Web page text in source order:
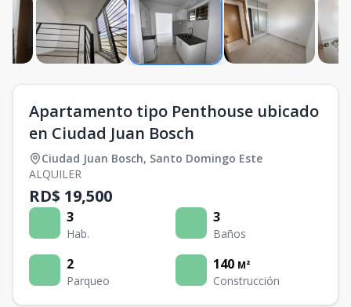
Apartamento tipo Penthouse ubicado
en Ciudad Juan Bosch
Ciudad Juan Bosch, Santo Domingo Este
ALQUILER
RD$ 19,500
3
Hab.
3
Baños
2
Parqueo
140 M²
Construcción